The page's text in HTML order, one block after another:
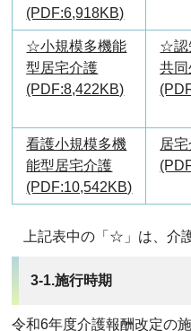
(PDF:6,918KB)
☆小規模多機能
型居宅介護
(PDF:8,422KB)
☆認
共
看護小規模多機
能型居宅介護
(PDF:10,542KB)
居
上記表中の「☆」は、介
3-1.施行時期
令和6年度介護報酬改定の